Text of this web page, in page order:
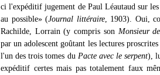
ci l'expéditif jugement de Paul Léautaud sur les
au possible» (Journal littéraire, 1903). Oui,
Rachilde, Lorrain (y compris son Monsieur
par un adolescent goûtant les lectures
l'un des trois tomes du Pacte avec le serpent),
expéditif certes mais pas totalement faux